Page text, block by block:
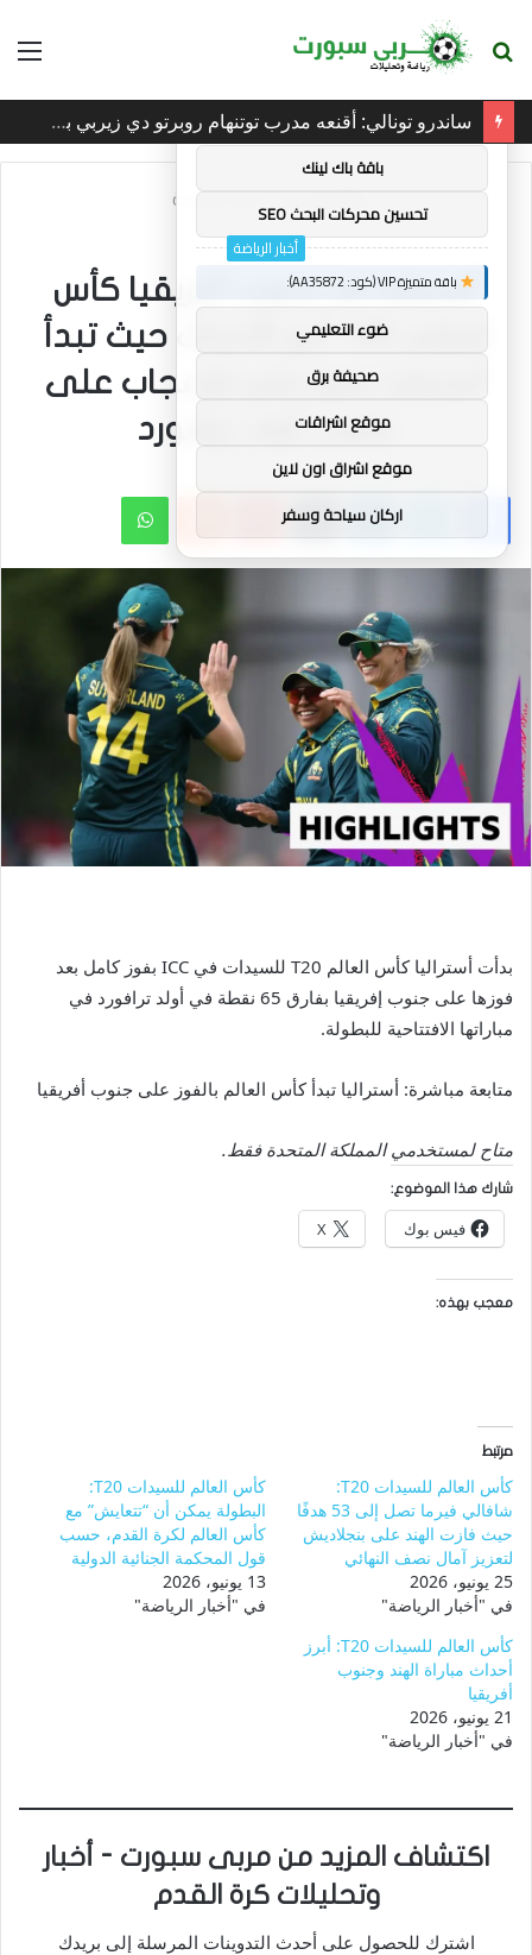
بحث
ساندرو تونالي: أقنعه مدرب توتنهام روبرتو دي زيربي بسرعة بالتوقيع
أخبار الرياضة
أخبار الرياضة
أستراليا ضد جنوب أفريقيا كأس
العالم T20: أبرز الأحداث حيث تبدأ
أستراليا بفوز مثير للإعجاب على
ملعب أولد ترافورد
بينتيريست واتساب
بدأت أستراليا كأس العالم T20 للسيدات في ICC بفوز كامل بعد
فوزها على جنوب إفريقيا بفارق 65 نقطة في أولد ترافورد في
مباراتها الافتتاحية للبطولة.
متابعة مباشرة: أستراليا تبدأ كأس العالم بالفوز على جنوب أفريقيا
متاح لمستخدمي المملكة المتحدة فقط.
شارك هذا الموضوع:
فيس بوك X
معجب بهذه:
مرتبط
كأس العالم للسيدات T20:
شافالي فيرما تصل إلى 53 هدفًا
حيث فازت الهند على بنجلاديش
لتعزيز آمال نصف النهائي
25 يونيو، 2026
في "أخبار الرياضة"
كأس العالم للسيدات T20:
البطولة يمكن أن “تتعايش” مع
كأس العالم لكرة القدم، حسب
قول المحكمة الجنائية الدولية
13 يونيو، 2026
في "أخبار الرياضة"
كأس العالم للسيدات T20: أبرز
أحداث مباراة الهند وجنوب
أفريقيا
21 يونيو، 2026
في "أخبار الرياضة"
اكتشاف المزيد من مربى سبورت - أخبار
وتحليلات كرة القدم
اشترك للحصول على أحدث التدوينات المرسلة إلى بريدك
توصيات :
باقة متميزة VIP (كود: AA11138):
باقة باك لينك
تحسين محركات البحث SEO
باقة متميزة VIP (كود: AA35872):
ضوء التعليمي
صحيفة برق
موقع اشراقات
موقع اشراق اون لاين
اركان سياحة وسفر